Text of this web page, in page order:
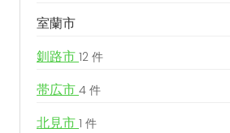
室蘭市
釧路市 12 件
帯広市 4 件
北見市 1 件